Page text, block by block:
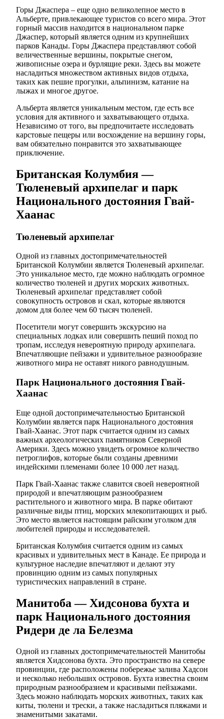
Горы Джаспера – еще одно великолепное место в
Альберте, привлекающее туристов со всего мира. Этот
горный массив находится в национальном парке
Джаспер, который является одним из крупнейших
парков Канады. Горы Джаспера представляют собой
величественные вершины, покрытые снегом,
живописные озера и бурлящие реки. Здесь вы можете
насладиться множеством активных видов отдыха,
таких как пешие прогулки, альпинизм, катание на
лыжах и многое другое.
Альберта является уникальным местом, где есть все
условия для активного и захватывающего отдыха.
Независимо от того, вы предпочитаете исследовать
карстовые пещеры или восхождение на вершину горы,
вам обязательно понравится это захватывающее
приключение.
Британская Колумбия —
Тюленевый архипелаг и парк
Национального достояния Гвай-
Хаанас
Тюленевый архипелаг
Одной из главных достопримечательностей
Британской Колумбии является Тюленевый архипелаг.
Это уникальное место, где можно наблюдать огромное
количество тюленей и других морских животных.
Тюленевый архипелаг представляет собой
совокупность островов и скал, которые являются
домом для более чем 60 тысяч тюленей.
Посетители могут совершить экскурсию на
специальных лодках или совершить пеший поход по
тропам, исследуя невероятную природу архипелага.
Впечатляющие пейзажи и удивительное разнообразие
животного мира не оставят никого равнодушным.
Парк Национального достояния Гвай-
Хаанас
Еще одной достопримечательностью Британской
Колумбии является парк Национального достояния
Гвай-Хаанас. Этот парк считается одним из самых
важных археологических памятников Северной
Америки. Здесь можно увидеть огромное количество
петроглифов, которые были созданы древними
индейскими племенами более 10 000 лет назад.
Парк Гвай-Хаанас также славится своей невероятной
природой и впечатляющим разнообразием
растительного и животного мира. В парке обитают
различные виды птиц, морских млекопитающих и рыб.
Это место является настоящим райским уголком для
любителей природы и исследователей.
Британская Колумбия считается одним из самых
красивых и удивительных мест в Канаде. Ее природа и
культурное наследие впечатляют и делают эту
провинцию одним из самых популярных
туристических направлений в стране.
Манитоба — Хидсонова бухта и
парк Национального достояния
Ридери де ла Белезма
Одной из главных достопримечательностей Манитобы
является Хидсонова бухта. Это пространство на севере
провинции, где расположены побережье залива Хадсон
и несколько небольших островов. Бухта известна своим
природным разнообразием и красивыми пейзажами.
Здесь можно наблюдать морских животных, таких как
киты, тюлени и трески, а также насладиться пляжами и
знаменитыми закатами.